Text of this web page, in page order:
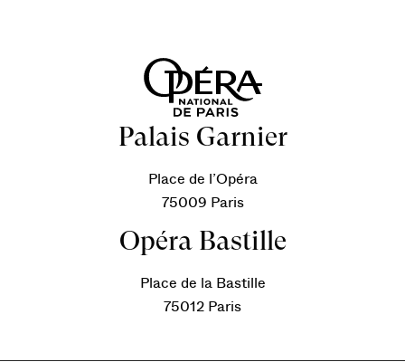
Palais Garnier
Place de l’Opéra
75009 Paris
Opéra Bastille
Place de la Bastille
75012 Paris